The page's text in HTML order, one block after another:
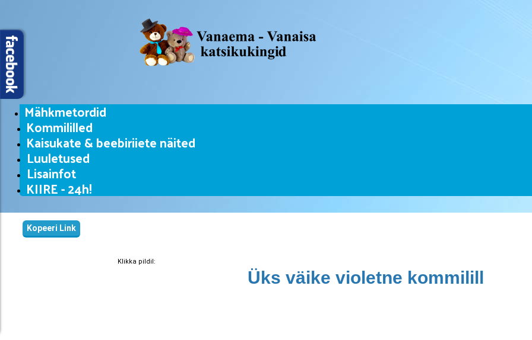
Mähkmetordid
Kommililled
Kaisukate & beebiriiete näited
Luuletused
Lisainfot
KIIRE - 24h!
Kopeeri Link
Üks väike violetne kommilill